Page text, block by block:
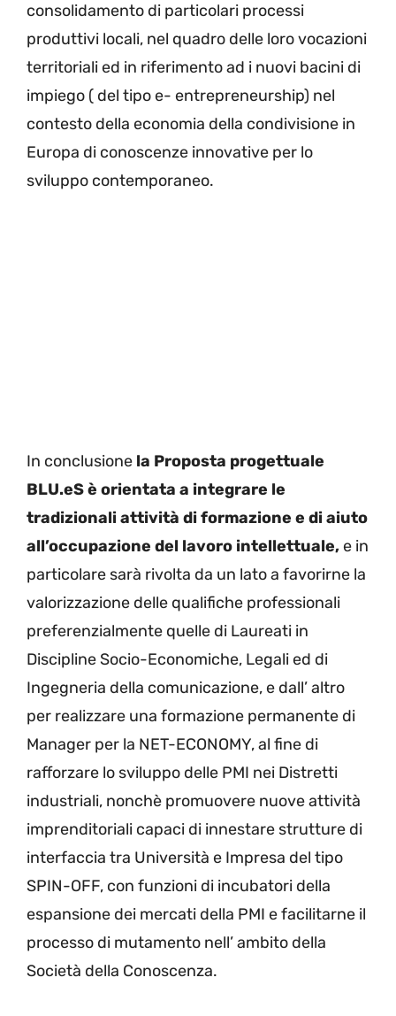
consolidamento di particolari processi
produttivi locali, nel quadro delle loro vocazioni
territoriali ed in riferimento ad i nuovi bacini di
impiego ( del tipo e- entrepreneurship) nel
contesto della economia della condivisione in
Europa di conoscenze innovative per lo
sviluppo contemporaneo.
In conclusione la Proposta progettuale
BLU.eS è orientata a integrare le
tradizionali attività di formazione e di aiuto
all’occupazione del lavoro intellettuale,e in
particolare sarà rivolta da un lato a favorirne la
valorizzazione delle qualifiche professionali
preferenzialmente quelle di Laureati in
Discipline Socio-Economiche, Legali ed di
Ingegneria della comunicazione, e dall’ altro
per realizzare una formazione permanente di
Manager per la NET-ECONOMY, al fine di
rafforzare lo sviluppo delle PMI nei Distretti
industriali, nonchè promuovere nuove attività
imprenditoriali capaci di innestare strutture di
interfaccia tra Università e Impresa del tipo
SPIN-OFF, con funzioni di incubatori della
espansione dei mercati della PMI e facilitarne il
processo di mutamento nell’ ambito della
Società della Conoscenza.